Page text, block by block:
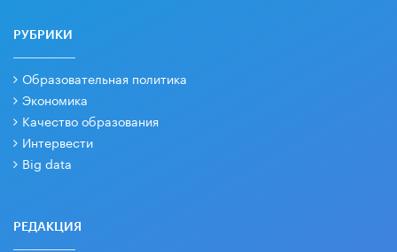
РУБРИКИ
Образовательная политика
Экономика
Качество образования
Интервести
Big data
РЕДАКЦИЯ